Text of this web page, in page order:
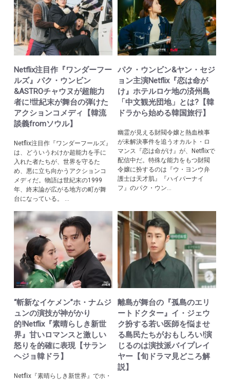
Netflix注目作『ワンダーフー
ルズ』パク・ウンビン
&ASTROチャウヌが超能力
者に!世紀末が舞台の弾けた
アクションコメディ【韓流
談義fromソウル】
Netflix注目作『ワンダーフールズ』
は、どういうわけか超能力を手に
入れた者たちが、世界を守るた
め、悪に立ち向かうアクションコ
メディだ。物語は世紀末の1999
年、終末論が広がる地方の町が舞
台になっている。 ...
パク・ウンビン&ヤン・セジ
ョン主演Netflix『恋は命が
け』ホテルロケ地の済州島
「中文観光団地」とは?【韓
ドラから始める韓国旅行】
幽霊が見える財閥令嬢と熱血検事
が未解決事件を追うオカルト・ロ
マンス『恋は命がけ』が、Netflixで
配信中だ。特殊な能力をもつ財閥
令嬢に扮するのは『ウ・ヨンウ弁
護士は天才肌』『ハイパーナイ
フ』のパク・ウン...
“斬新なイケメン”ホ・ナムジ
ュンの演技が神がかり
的!Netflix『素晴らしき新世
界』甘いロマンスと激しい
怒りを的確に表現【サラン
ヘジョ韓ドラ】
Netflix『素晴らしき新世界』でホ・
離島が舞台の『孤島のエリ
ートドクター』イ・ジェウ
ク扮する若い医師を悩ませ
る島民たちがおもしろい!演
じるのは演技派バイプレイ
ヤー【旬ドラマ見どころ解
説】